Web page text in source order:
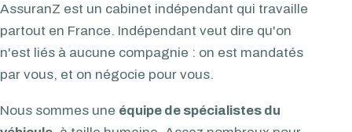
AssuranZ est un cabinet indépendant qui travaille
partout en France. Indépendant veut dire qu'on
n'est liés à aucune compagnie : on est mandatés
par vous, et on négocie pour vous.
Nous sommes une équipe de spécialistes du